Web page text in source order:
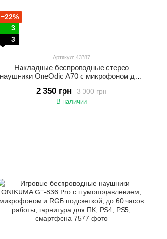
−22%
3
3
Артикул: 43787
Накладные беспроводные стерео
наушники OneOdio A70 с микрофоном для
работы Комбинированное проводное и
беспроводное подключение Серый
3 000 грн
2 350 грн
В наличии